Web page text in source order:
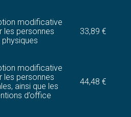
modificative
les personnes
physiques
33,89 €
modificative
les personnes
ainsi que les
d’office
44,48 €